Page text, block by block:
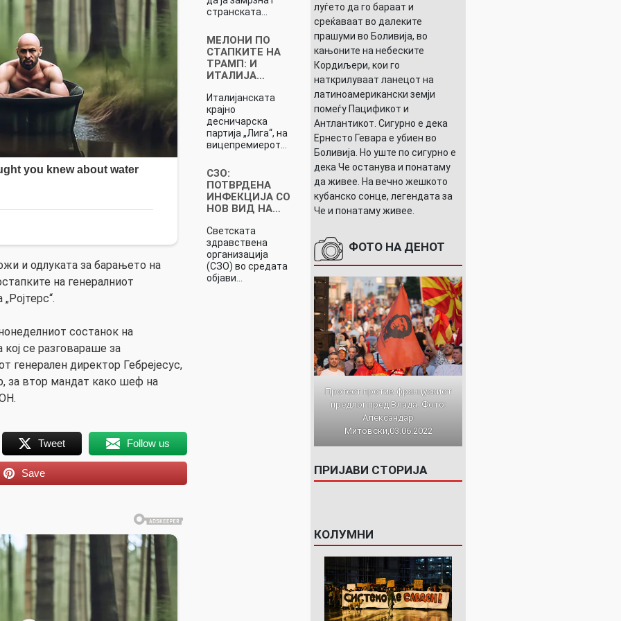
и одлуката за барањето на
на генералниот
состанок на
се разговараше за
генерален директор Гебрејесус,
за втор мандат како шеф на
Tweet Follow us
Save
странската…
МЕЛОНИ ПО
СТАПКИТЕ НА
ТРАМП: И
ИТАЛИЈА…
Италијанската
крајно
десничарска
партија „Лига“, на
вицепремиерот…
СЗО:
ПОТВРДЕНА
ИНФЕКЦИЈА СО
НОВ ВИД НА…
Светската
здравствена
организација
(СЗО) во средата
објави…
луѓето да го бараат и
среќаваат во далеките
прашуми во Боливија, во
кањоните на небеските
Кордиљери, кои го
наткрилуваат ланецот на
латиноамерикански земји
помеѓу Пацификот и
Антлантикот. Сигурно е дека
Ернесто Гевара е убиен во
Боливија. Но уште по сигурно е
дека Че останува и понатаму
да живее. На вечно жешкото
кубанско сонце, легендата за
Че и понатаму живее.
ФОТО НА ДЕНОТ
Протест против францускиот
предлог пред Влада. Фото:
Александар
Митовски,03.06.2022
ПРИЈАВИ СТОРИЈА
КОЛУМНИ